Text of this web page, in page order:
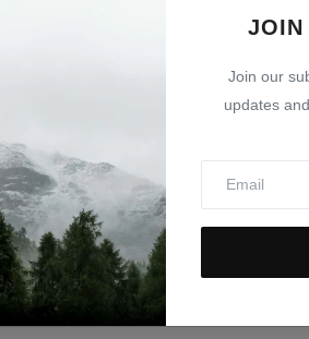
JOIN
Join our
updates
relevan dengan dinamika sosial dan
dan revisi menyeluruh terhadap
Regulasi
beberapa langkah strategis yang dapat